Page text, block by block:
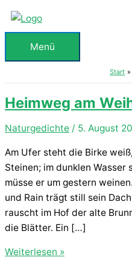
Zum
Inhalt
springenMenü
Menü
Start
Heimweg am
Naturgedichte / 5. August
Am Ufer steht die Birke
Steinen; im dunklen Wasser
müsse er um gestern
und Rain trägt still sein
rauscht im Hof der alte
die Blätter. Ein […]
Heimweg
Weiterlesen »